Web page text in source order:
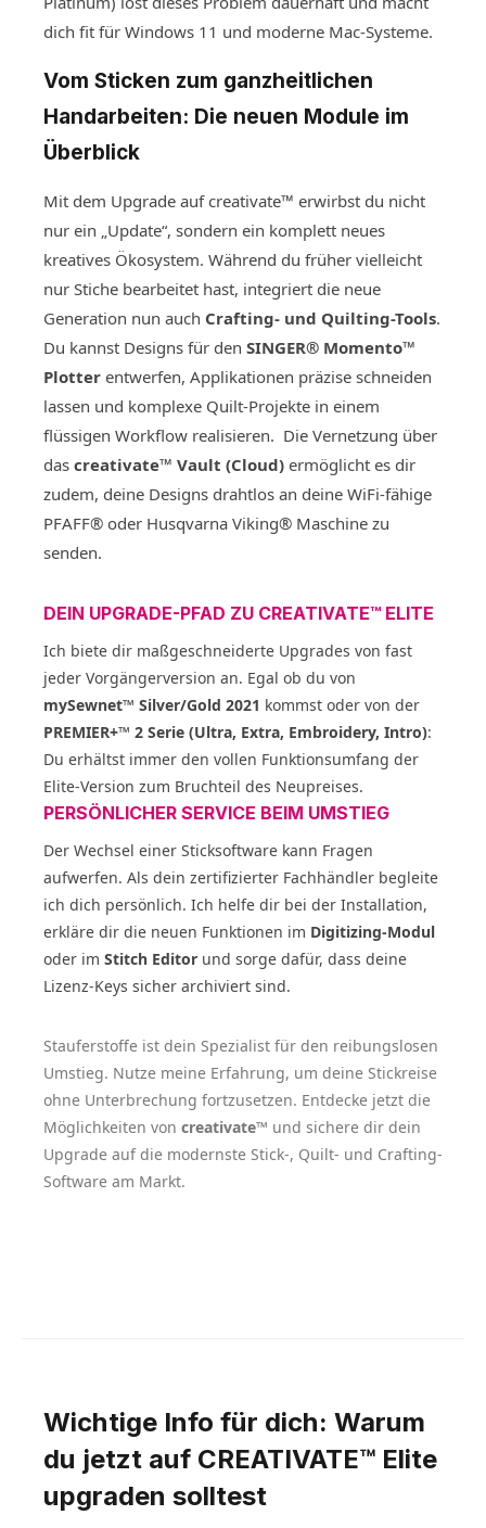
dich fit für Windows 11 und moderne Mac-Systeme.
Vom Sticken zum ganzheitlichen
Handarbeiten: Die neuen Module im
Überblick
Mit dem Upgrade auf creativate™ erwirbst du nicht
nur ein „Update“, sondern ein komplett neues
kreatives Ökosystem. Während du früher vielleicht
nur Stiche bearbeitet hast, integriert die neue
Generation nun auch Crafting- und Quilting-Tools.
Du kannst Designs für den SINGER® Momento™
Plotter entwerfen, Applikationen präzise schneiden
lassen und komplexe Quilt-Projekte in einem
flüssigen Workflow realisieren. Die Vernetzung über
das creativate™ Vault (Cloud) ermöglicht es dir
zudem, deine Designs drahtlos an deine WiFi-fähige
PFAFF® oder Husqvarna Viking® Maschine zu
senden.
DEIN UPGRADE-PFAD ZU CREATIVATE™ ELITE
Ich biete dir maßgeschneiderte Upgrades von fast
jeder Vorgängerversion an. Egal ob du von
mySewnet™ Silver/Gold 2021 kommst oder von der
PREMIER+™ 2 Serie (Ultra, Extra, Embroidery, Intro):
Du erhältst immer den vollen Funktionsumfang der
Elite-Version zum Bruchteil des Neupreises.
PERSÖNLICHER SERVICE BEIM UMSTIEG
Der Wechsel einer Sticksoftware kann Fragen
aufwerfen. Als dein zertifizierter Fachhändler begleite
ich dich persönlich. Ich helfe dir bei der Installation,
erkläre dir die neuen Funktionen im Digitizing-Modul
oder im Stitch Editor und sorge dafür, dass deine
Lizenz-Keys sicher archiviert sind.
Stauferstoffe ist dein Spezialist für den reibungslosen
Umstieg. Nutze meine Erfahrung, um deine Stickreise
ohne Unterbrechung fortzusetzen. Entdecke jetzt die
Möglichkeiten von creativate™ und sichere dir dein
Upgrade auf die modernste Stick-, Quilt- und Crafting-
Software am Markt.
Wichtige Info für dich: Warum
du jetzt auf CREATIVATE™ Elite
upgraden solltest